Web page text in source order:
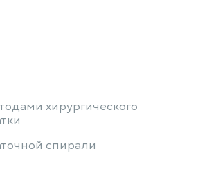
хирургического
спирали